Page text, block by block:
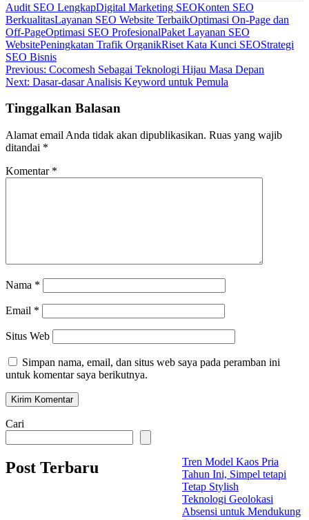
Audit SEO LengkapDigital Marketing SEOKonten SEO
BerkualitasLayanan SEO Website TerbaikOptimasi On-Page dan
Off-PageOptimasi SEO ProfesionalPaket Layanan SEO
WebsitePeningkatan Trafik OrganikRiset Kata Kunci SEOStrategi
SEO Bisnis
Navigasi
pos
Previous: Cocomesh Sebagai Teknologi Hijau Masa Depan
Next: Dasar-dasar Analisis Keyword untuk Pemula
Tinggalkan Balasan
Alamat email Anda tidak akan dipublikasikan. Ruas yang wajib
ditandai *
Komentar *
Nama *
Email *
Situs Web
Simpan nama, email, dan situs web saya pada peramban ini
untuk komentar saya berikutnya.
Cari
Post Terbaru
Tren Model Kaos Pria
Tahun Ini, Simpel tetapi
Tetap Stylish
Teknologi Geolokasi
Absensi untuk Mendukung